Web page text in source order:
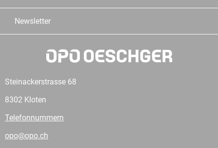
Newsletter
Steinackerstrasse 68
8302 Kloten
Telefonnummern
opo@opo.ch